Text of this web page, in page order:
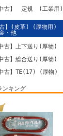
中古】 定規 (工業用)
古】(皮革) (厚物用)
・他
中古】上下送り(厚物)
中古】総合送り(厚物)
中古】TE(17) (厚物)
ンキング